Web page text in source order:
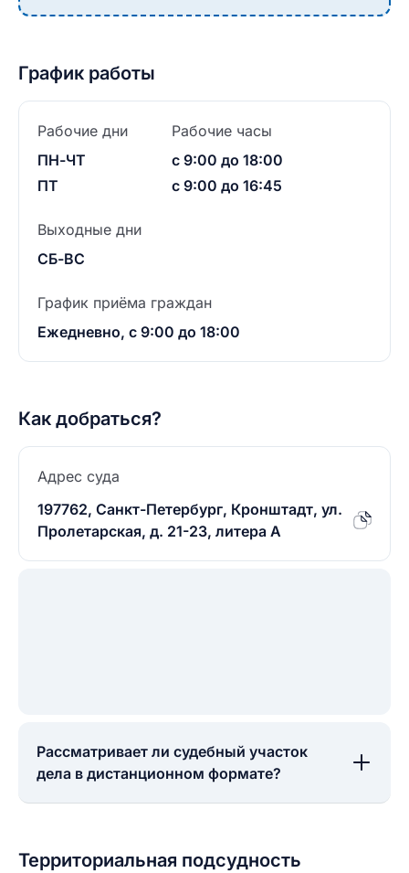
График работы
Рабочие дни
ПН-ЧТ
ПТ
Рабочие часы
с 9:00 до 18:00
с 9:00 до 16:45
Выходные дни
СБ-ВС
График приёма граждан
Ежедневно, с 9:00 до 18:00
Как добраться?
Адрес суда
197762, Санкт-Петербург, Кронштадт, ул.
Пролетарская, д. 21-23, литера А
Рассматривает ли судебный участок
дела в дистанционном формате?
Территориальная подсудность